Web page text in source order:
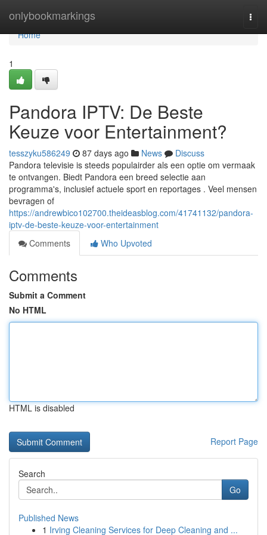
onlybookmarkings
Home
Home
1
Pandora IPTV: De Beste
Keuze voor Entertainment?
tesszyku586249 87 days ago News
Discuss
Pandora televisie is steeds populairder als een optie om vermaak
te ontvangen. Biedt Pandora een breed selectie aan
programma's, inclusief actuele sport en reportages . Veel mensen
bevragen of
https://andrewbico102700.theideasblog.com/41741132/pandora-
iptv-de-beste-keuze-voor-entertainment
Comments
Who Upvoted
Comments
Submit a Comment
No HTML
HTML is disabled
Report Page
Search
Go
Published News
1 Irving Cleaning Services for Deep Cleaning and ...